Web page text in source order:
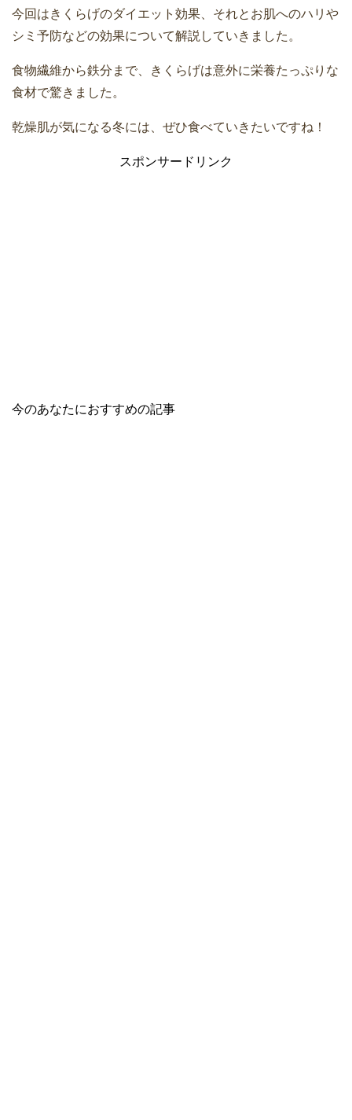
今回はきくらげのダイエット効果、それとお肌へのハリや
シミ予防などの効果について解説していきました。
食物繊維から鉄分まで、きくらげは意外に栄養たっぷりな
食材で驚きました。
乾燥肌が気になる冬には、ぜひ食べていきたいですね！
スポンサードリンク
今のあなたにおすすめの記事